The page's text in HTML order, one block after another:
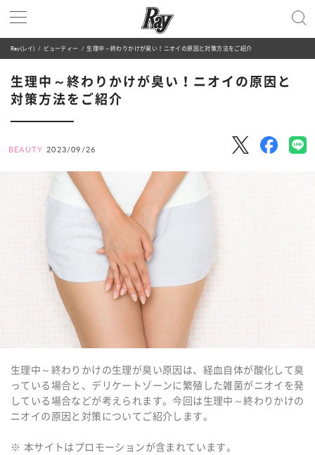
Ray(レイ) ビューティー 生理中～終わりかけが臭い！ニオイの原因と対策方法をご紹介
生理中～終わりかけが臭い！ニオイの原因と
対策方法をご紹介
BEAUTY 2023/09/26
生理中～終わりかけの生理が臭い原因は、経血自体が酸化して臭
っている場合と、デリケートゾーンに繁殖した雑菌がニオイを発
している場合などが考えられます。今回は生理中～終わりかけの
ニオイの原因と対策についてご紹介します。
※ 本サイトはプロモーションが含まれています。